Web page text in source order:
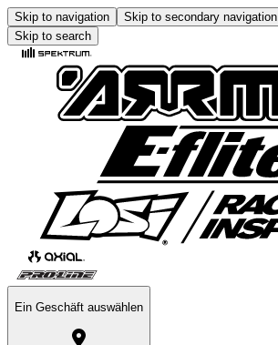
Skip to navigation Skip to secondary navigation
Skip to search
Ein Geschäft auswählen